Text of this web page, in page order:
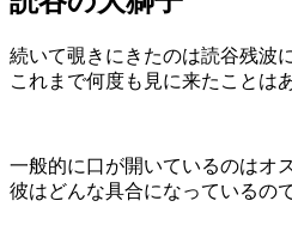
続いて覗きにきたのは読谷残波
これまで何度も見に来たことは
一般的に口が開いているのはオ
彼はどんな具合になっているの